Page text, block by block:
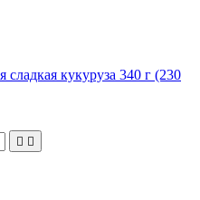
сладкая кукуруза 340 г (230
 